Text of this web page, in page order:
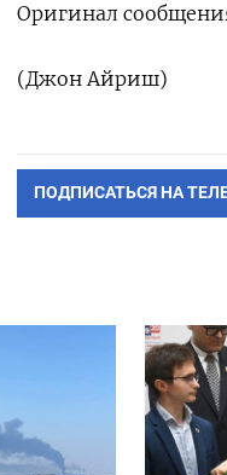
Оригинал
(Джон Айриш)
ПОДПИСАТЬСЯ НА